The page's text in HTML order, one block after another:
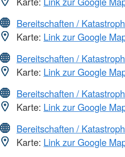
Bereitschaften /
Karte: Link zur Google
Bereitschaften /
Karte: Link zur Google
Bereitschaften /
Karte: Link zur Google
Bereitschaften /
Karte: Link zur Google